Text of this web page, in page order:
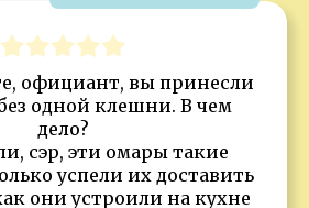
официант, вы принесли
одной клешни. В чем
дело?
сэр, эти омары такие
успели их доставить
они устроили на кухне